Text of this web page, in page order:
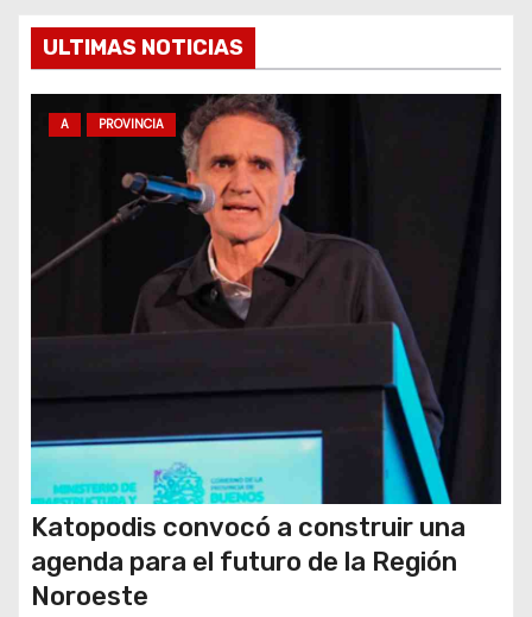
e
n
a
a
s
ULTIMAS NOTICIAS
A PROVINCIA
Katopodis convocó a construir una
agenda para el futuro de la Región
Noroeste